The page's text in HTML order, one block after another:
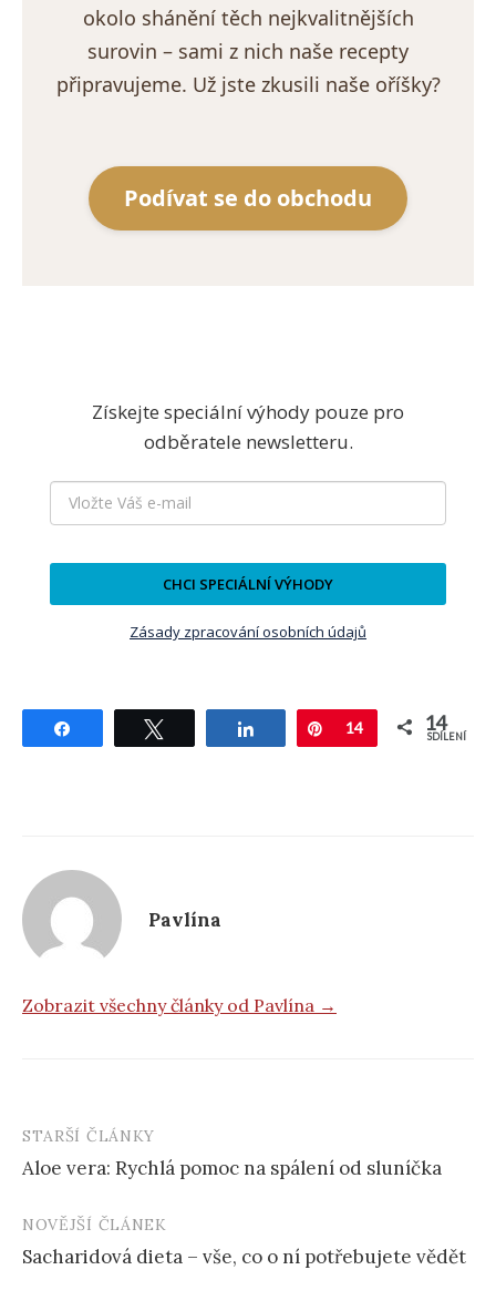
okolo shánění těch nejkvalitnějších
surovin – sami z nich naše recepty
připravujeme. Už jste zkusili naše oříšky?
Podívat se do obchodu
Získejte speciální výhody pouze pro
odběratele newsletteru.
CHCI SPECIÁLNÍ VÝHODY
Zásady zpracování osobních údajů
Tweetnout Sdílet Pin
14 14
SDÍLENÍ
Pavlína
Zobrazit všechny články od Pavlína →
Post
navigation
STARŠÍ ČLÁNKY
Aloe vera: Rychlá pomoc na spálení od sluníčka
NOVĚJŠÍ ČLÁNEK
Sacharidová dieta – vše, co o ní potřebujete vědět